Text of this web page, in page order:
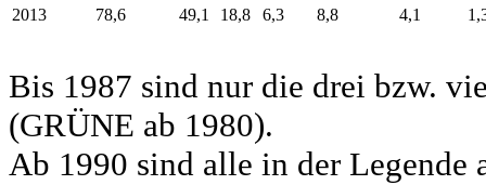
2013
78,6 49,1 18,8 6,3 8,8 4,1
Bis 1987 sind nur die drei bzw.
(GRÜNE ab 1980).
Ab 1990 sind alle in der Legende